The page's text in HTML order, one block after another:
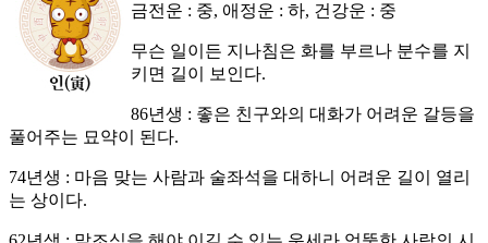
금전운 : 중, 애정운 : 하, 건강운 : 중
무슨 일이든 지나침은 화를 부르나 분수를 지
키면 길이 보인다.
86년생 : 좋은 친구와의 대화가 어려운 갈등을
풀어주는 묘약이 된다.
74년생 : 마음 맞는 사람과 술좌석을 대하니 어려운 길이 열리
는 상이다.